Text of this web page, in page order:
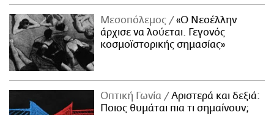
Μεσοπόλεμος
«Ο Νεοέλλην
άρχισε να λούεται. Γεγονός
κοσμοϊστορικής σημασίας»
Οπτική Γωνία
Αριστερά και δεξιά:
Ποιος θυμάται πια τι σημαίνουν;